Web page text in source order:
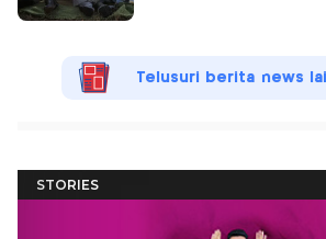
Telusuri berita news